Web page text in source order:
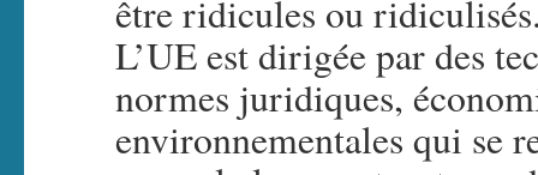
être ridicules ou
L’UE est dirigée par des
normes juridiques,
environnementales qui se